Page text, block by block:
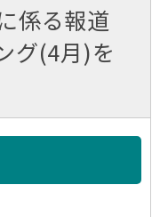
係る報道
グ(4月)を